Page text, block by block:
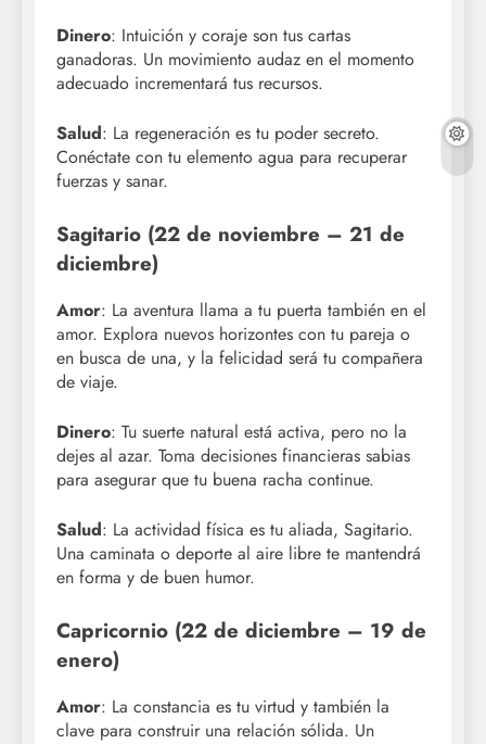
Dinero: Intuición y coraje son tus cartas
ganadoras. Un movimiento audaz en el momento
adecuado incrementará tus recursos.
Salud: La regeneración es tu poder secreto.
Conéctate con tu elemento agua para recuperar
fuerzas y sanar.
Sagitario (22 de noviembre – 21 de
diciembre)
Amor: La aventura llama a tu puerta también en el
amor. Explora nuevos horizontes con tu pareja o
en busca de una, y la felicidad será tu compañera
de viaje.
Dinero: Tu suerte natural está activa, pero no la
dejes al azar. Toma decisiones financieras sabias
para asegurar que tu buena racha continue.
Salud: La actividad física es tu aliada, Sagitario.
Una caminata o deporte al aire libre te mantendrá
en forma y de buen humor.
Capricornio (22 de diciembre – 19 de
enero)
Amor: La constancia es tu virtud y también la
clave para construir una relación sólida. Un